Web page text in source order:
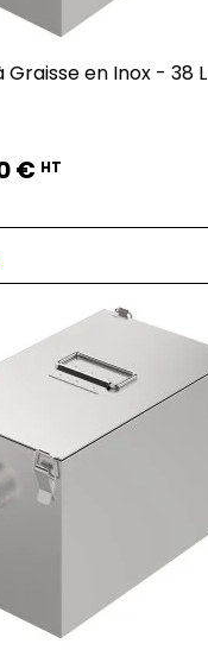
Graisse en Inox - 38 L
€ HT